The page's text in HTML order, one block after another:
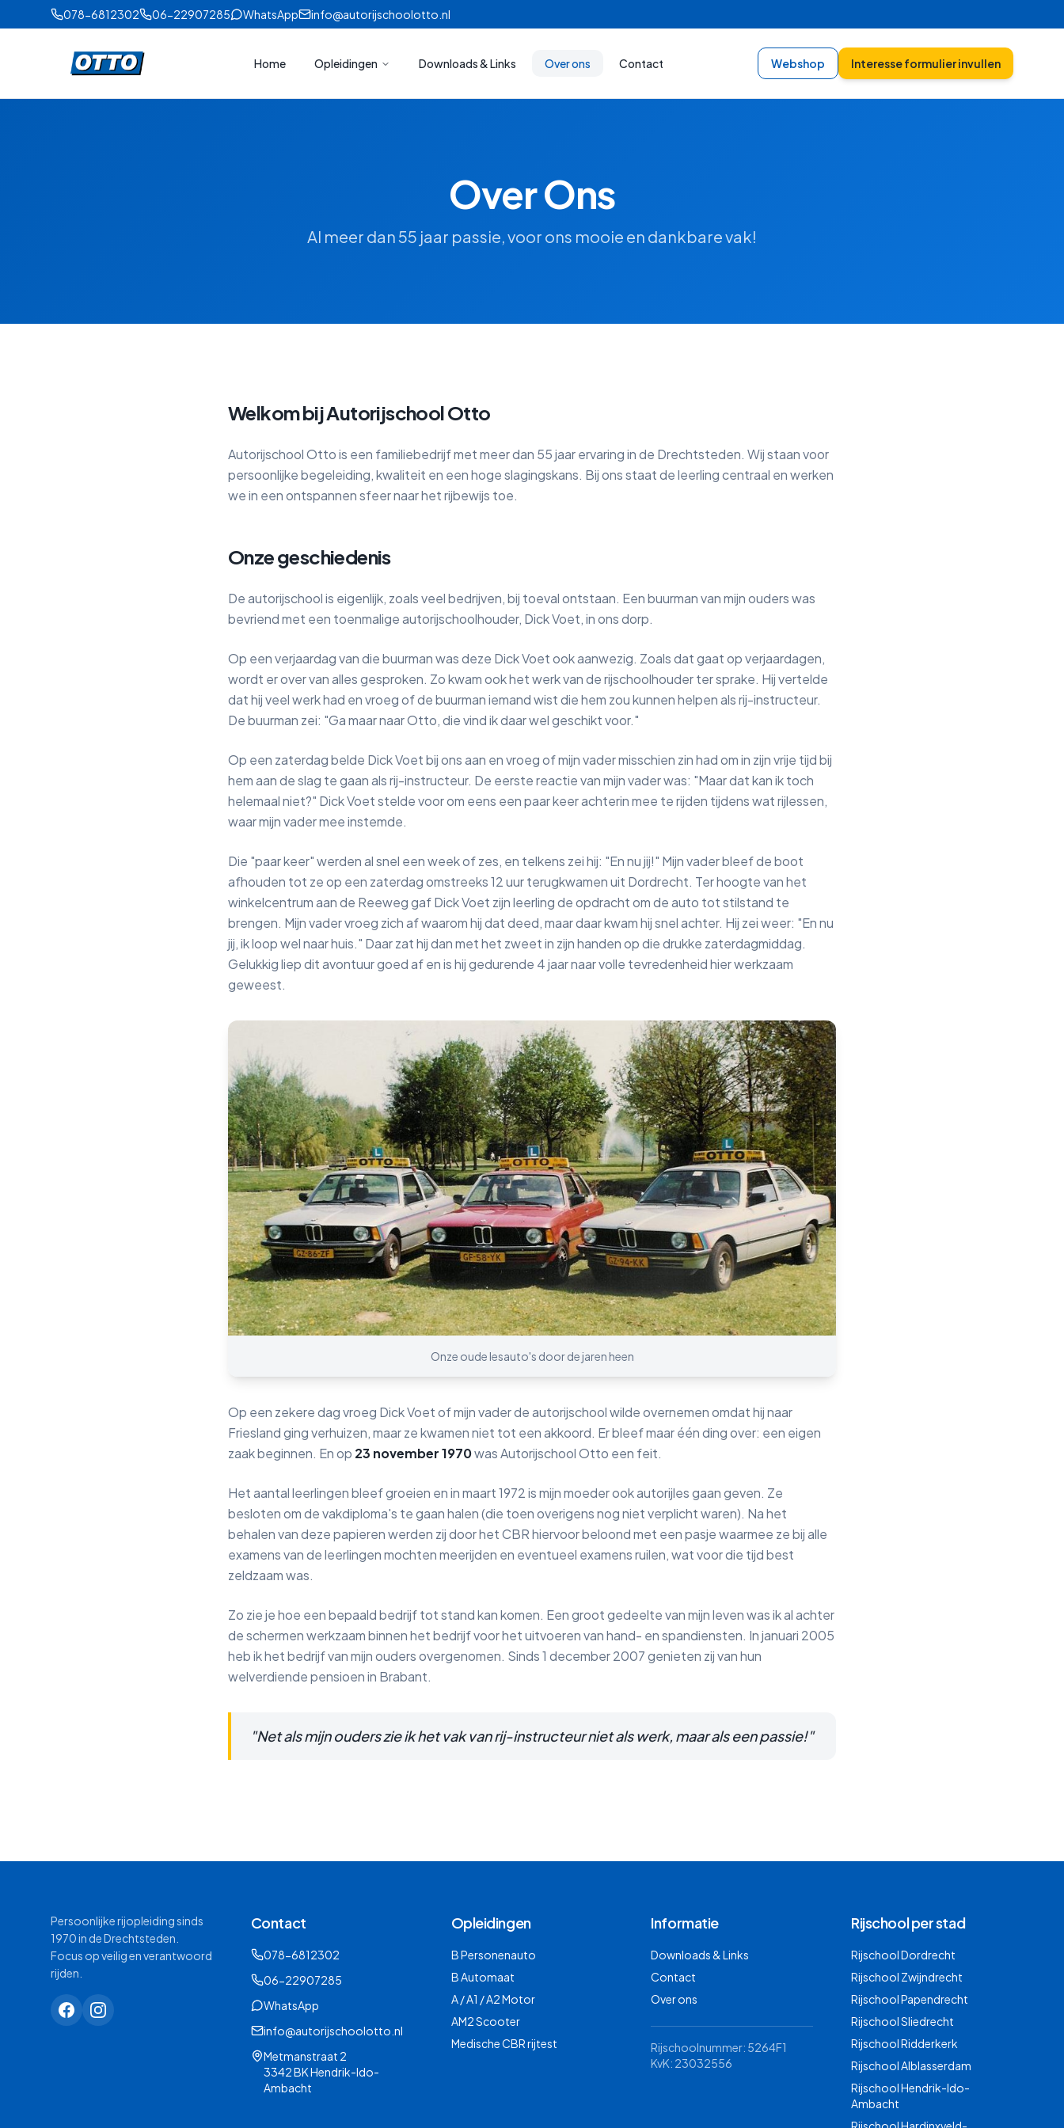
078-6812302 06-22907285 WhatsApp info@autorijschoolotto.nl
Home Opleidingen Downloads & Links Over ons Contact Webshop Interesse formulier invullen
Over Ons
Al meer dan 55 jaar passie, voor ons mooie en dankbare vak!
Welkom bij Autorijschool Otto
Autorijschool Otto is een familiebedrijf met meer dan 55 jaar ervaring in de Drechtsteden. Wij staan voor
persoonlijke begeleiding, kwaliteit en een hoge slagingskans. Bij ons staat de leerling centraal en werken
we in een ontspannen sfeer naar het rijbewijs toe.
Onze geschiedenis
De autorijschool is eigenlijk, zoals veel bedrijven, bij toeval ontstaan. Een buurman van mijn ouders was
bevriend met een toenmalige autorijschoolhouder, Dick Voet, in ons dorp.
Op een verjaardag van die buurman was deze Dick Voet ook aanwezig. Zoals dat gaat op verjaardagen,
wordt er over van alles gesproken. Zo kwam ook het werk van de rijschoolhouder ter sprake. Hij vertelde
dat hij veel werk had en vroeg of de buurman iemand wist die hem zou kunnen helpen als rij-instructeur.
De buurman zei: "Ga maar naar Otto, die vind ik daar wel geschikt voor."
Op een zaterdag belde Dick Voet bij ons aan en vroeg of mijn vader misschien zin had om in zijn vrije tijd bij
hem aan de slag te gaan als rij-instructeur. De eerste reactie van mijn vader was: "Maar dat kan ik toch
helemaal niet?" Dick Voet stelde voor om eens een paar keer achterin mee te rijden tijdens wat rijlessen,
waar mijn vader mee instemde.
Die "paar keer" werden al snel een week of zes, en telkens zei hij: "En nu jij!" Mijn vader bleef de boot
afhouden tot ze op een zaterdag omstreeks 12 uur terugkwamen uit Dordrecht. Ter hoogte van het
winkelcentrum aan de Reeweg gaf Dick Voet zijn leerling de opdracht om de auto tot stilstand te
brengen. Mijn vader vroeg zich af waarom hij dat deed, maar daar kwam hij snel achter. Hij zei weer: "En nu
jij, ik loop wel naar huis." Daar zat hij dan met het zweet in zijn handen op die drukke zaterdagmiddag.
Gelukkig liep dit avontuur goed af en is hij gedurende 4 jaar naar volle tevredenheid hier werkzaam
geweest.
Onze oude lesauto's door de jaren heen
Op een zekere dag vroeg Dick Voet of mijn vader de autorijschool wilde overnemen omdat hij naar
Friesland ging verhuizen, maar ze kwamen niet tot een akkoord. Er bleef maar één ding over: een eigen
zaak beginnen. En op 23 november 1970was Autorijschool Otto een feit.
Het aantal leerlingen bleef groeien en in maart 1972 is mijn moeder ook autorijles gaan geven. Ze
besloten om de vakdiploma's te gaan halen (die toen overigens nog niet verplicht waren). Na het
behalen van deze papieren werden zij door het CBR hiervoor beloond met een pasje waarmee ze bij alle
examens van de leerlingen mochten meerijden en eventueel examens ruilen, wat voor die tijd best
zeldzaam was.
Zo zie je hoe een bepaald bedrijf tot stand kan komen. Een groot gedeelte van mijn leven was ik al achter
de schermen werkzaam binnen het bedrijf voor het uitvoeren van hand- en spandiensten. In januari 2005
heb ik het bedrijf van mijn ouders overgenomen. Sinds 1 december 2007 genieten zij van hun
welverdiende pensioen in Brabant.
"Net als mijn ouders zie ik het vak van rij-instructeur niet als werk, maar als een passie!"
Persoonlijke rijopleiding sinds
1970 in de Drechtsteden.
Focus op veilig en verantwoord
rijden.
Contact
078-6812302
06-22907285
WhatsApp
info@autorijschoolotto.nl
Metmanstraat 2
3342 BK Hendrik-Ido-
Ambacht
Opleidingen
B Personenauto
B Automaat
A / A1 / A2 Motor
AM2 Scooter
Medische CBR rijtest
Informatie
Downloads & Links
Contact
Over ons
Rijschoolnummer: 5264F1
KvK: 23032556
Rijschool per stad
RijschoolDordrecht
Rijschool Zwijndrecht
RijschoolPapendrecht
RijschoolSliedrecht
RijschoolRidderkerk
RijschoolAlblasserdam
RijschoolHendrik-Ido-
Ambacht